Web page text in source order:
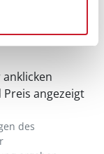
angezeigt
des